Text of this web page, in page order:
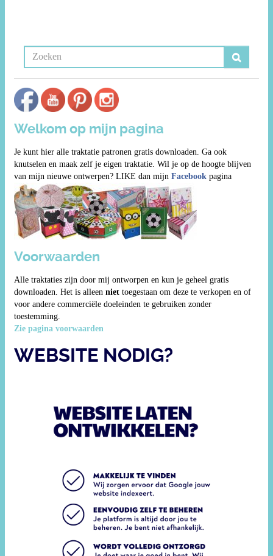
Welkom op mijn pagina
Je kunt hier alle traktatie patronen gratis downloaden. Ga ook
knutselen en maak zelf je eigen traktatie. Wil je op de hoogte blijven
van mijn nieuwe ontwerpen? LIKE dan mijn Facebook pagina
Voorwaarden
Alle traktaties zijn door mij ontworpen en kun je geheel gratis
downloaden. Het is alleen niet toegestaan om deze te verkopen en of
voor andere commerciële doeleinden te gebruiken zonder
toestemming.
Zie pagina voorwaarden
WEBSITE NODIG?